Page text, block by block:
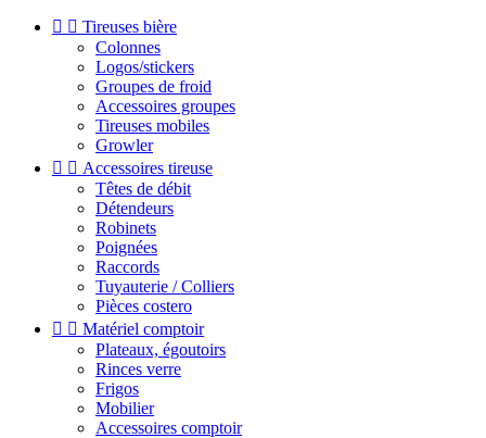
  Tireuses bière
Colonnes
Logos/stickers
Groupes de froid
Accessoires groupes
Tireuses mobiles
Growler
  Accessoires tireuse
Têtes de débit
Détendeurs
Robinets
Poignées
Raccords
Tuyauterie / Colliers
Pièces costero
  Matériel comptoir
Plateaux, égoutoirs
Rinces verre
Frigos
Mobilier
Accessoires comptoir